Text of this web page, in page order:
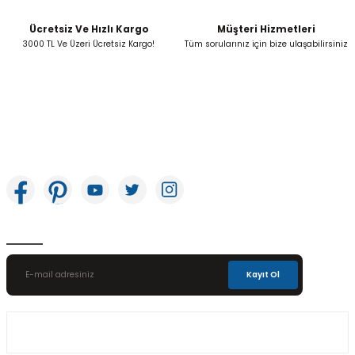
Gönder
Ücretsiz Ve Hızlı Kargo
3000 TL Ve Üzeri Ücretsiz Kargo!
Müşteri Hizmetleri
Tüm sorularınız için bize ulaşabilirsiniz
Kayıt Ol